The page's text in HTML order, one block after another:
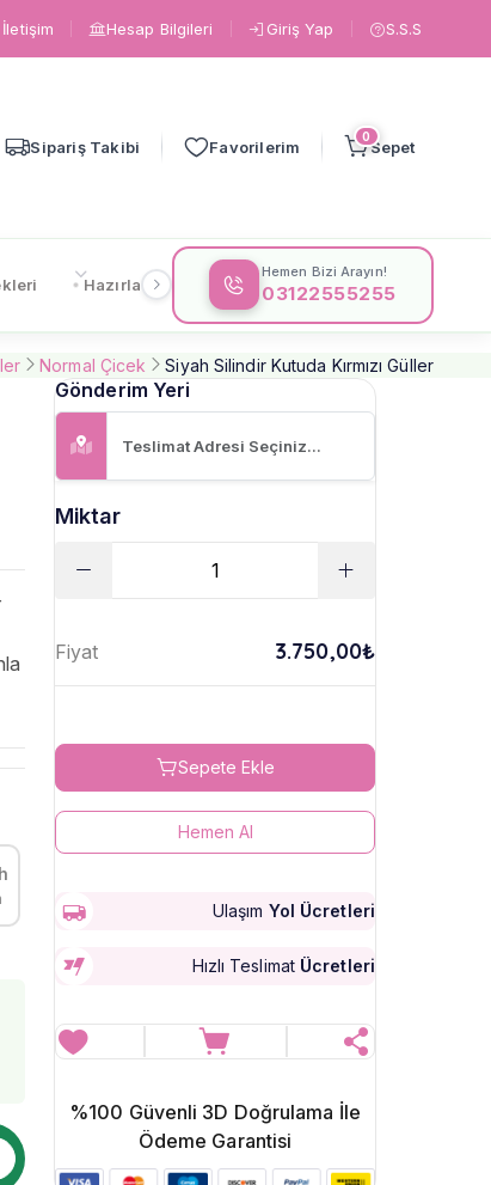
İletişim Hesap Bilgileri Giriş Yap S.S.S
Sipariş Takibi Favorilerim
0
Sepet
Hazırlanışa Göre Çiçeklere Göre
Hemen Bizi Arayın!
03122555255
Normal Çicek Siyah Silindir Kutuda Kırmızı Güller
Gönderim Yeri
Miktar
Fiyat 3.750,00₺
Sepete Ekle
Hemen Al
Ulaşım Yol Ücretleri
Hızlı Teslimat Ücretleri
%100 Güvenli 3D Doğrulama İle
Ödeme Garantisi